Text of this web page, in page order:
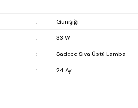
: Günışığı
: 33 W
: Sadece Sıva Üstü Lamba
: 24 Ay